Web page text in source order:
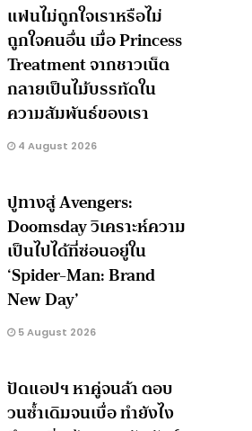
แฟนไม่ถูกใจเราหรือไม่
ถูกใจคนอื่น เมื่อ Princess
Treatment จากชาวเน็ต
กลายเป็นไม้บรรทัดใน
ความสัมพันธ์ของเรา
4 August 2026
ปูทางสู่ Avengers:
Doomsday วิเคราะห์ความ
เป็นไปได้ที่ซ่อนอยู่ใน
‘Spider-Man: Brand
New Day’
5 August 2026
ปัดแอปฯ หาคู่จนล้า ตอบ
วนซ้ำเดิมจนเบื่อ ทำยังไง